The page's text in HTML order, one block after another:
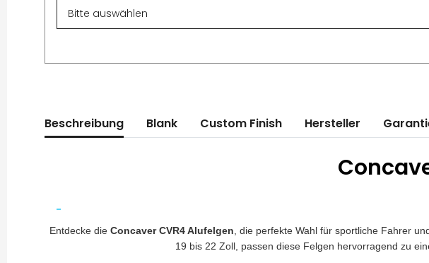
Beschreibung Blank Custom Finish Hersteller
Entdecke die Concaver CVR4 Alufelgen , die perfekte Wahl für sportliche Fahrer
19 bis 22 Zoll, passen diese Felgen hervorragend zu